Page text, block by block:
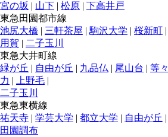
宮の坂 | 山下 | 松原 | 下高井戸
東急田園都市線
池尻大橋 | 三軒茶屋 | 駒沢大学 | 桜新町 |
用賀 | 二子玉川
東急大井町線
緑が丘 | 自由が丘 | 九品仏 | 尾山台 | 等々
力 | 上野毛 |
二子玉川
東急東横線
祐天寺 | 学芸大学 | 都立大学 | 自由が丘 |
田園調布